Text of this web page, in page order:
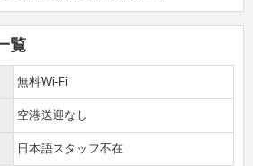
覧
無料Wi-Fi
空港送迎なし
日本語スタッフ不在